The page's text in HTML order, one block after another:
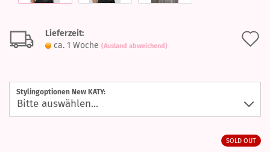
Lieferzeit:
ca. 1 Woche (Ausland abweichend)
Stylingoptionen New KATY:
SOLD OUT